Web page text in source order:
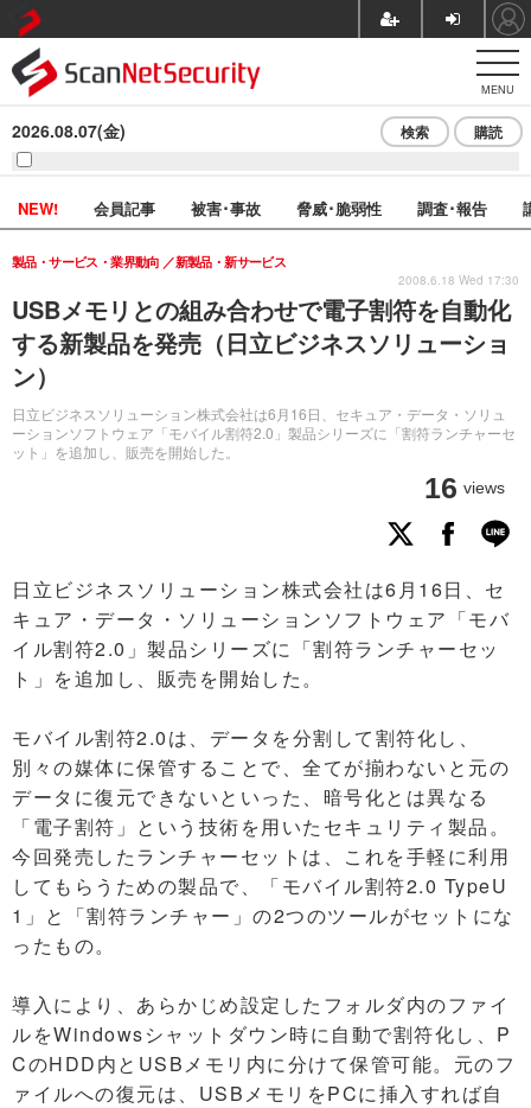
MENU
2026.08.07(金) 検索 購読
NEW! 会員記事 被害･事故 脅威･脆弱性 調査･報告
USBメモリとの組み合わせで電子割符を自動化
する新製品を発売（日立ビジネスソリューショ
ン）
日立ビジネスソリューション株式会社は6月16日、セキュア・データ・ソリュ
ーションソフトウェア「モバイル割符2.0」製品シリーズに「割符ランチャーセ
ット」を追加し、販売を開始した。
製品・サービス・業界動向 新製品・新サービス
16 views
2008.6.18 Wed 17:30
日立ビジネスソリューション株式会社は6月16日、セ
キュア・データ・ソリューションソフトウェア「モバ
イル割符2.0」製品シリーズに「割符ランチャーセッ
ト」を追加し、販売を開始した。
モバイル割符2.0は、データを分割して割符化し、
別々の媒体に保管することで、全てが揃わないと元の
データに復元できないといった、暗号化とは異なる
「電子割符」という技術を用いたセキュリティ製品。
今回発売したランチャーセットは、これを手軽に利用
してもらうための製品で、「モバイル割符2.0 TypeU
1」と「割符ランチャー」の2つのツールがセットにな
ったもの。
導入により、あらかじめ設定したフォルダ内のファイ
ルをWindowsシャットダウン時に自動で割符化し、P
CのHDD内とUSBメモリ内に分けて保管可能。元のフ
ァイルへの復元は、USBメモリをPCに挿入すれば自